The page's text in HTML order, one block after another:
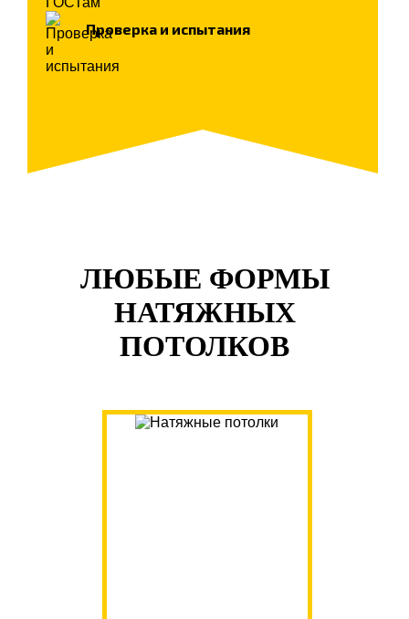
Проверка и испытания
ЛЮБЫЕ ФОРМЫ
НАТЯЖНЫХ
ПОТОЛКОВ